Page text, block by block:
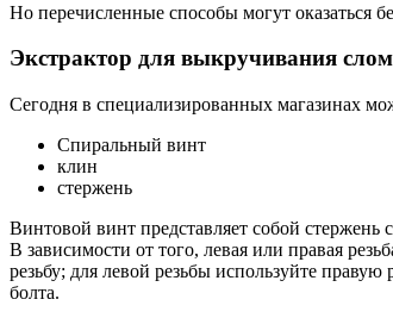
Но перечисленные способы могут оказаться
Экстрактор для выкручивания
Сегодня в специализированных магазинах
Спиральный винт
клин
стержень
Винтовой винт представляет собой
В зависимости от того, левая или правая
резьбу; для левой резьбы используйте правую
болта.